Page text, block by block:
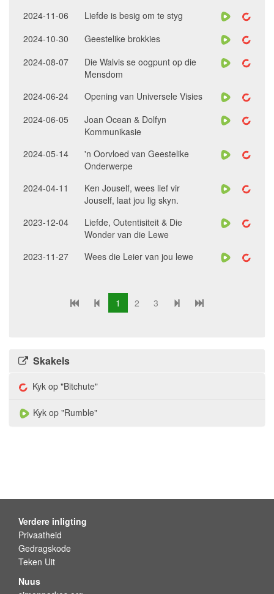
2024-11-06
Liefde is besig om te styg
2024-10-30
Geestelike brokkies
2024-08-07
Die Walvis se oogpunt op die
Mensdom
2024-06-24
Opening van Universele Visies
2024-06-05
Joan Ocean & Dolfyn
Kommunikasie
2024-05-14
'n Oorvloed van Geestelike
Onderwerpe
2024-04-11
Ken Jouself, wees lief vir
Jouself, laat jou lig skyn.
2023-12-04
Liefde, Outentisiteit & Die
Wonder van die Lewe
2023-11-27
Wees die Leier van jou lewe
1 2 3
Skakels
Kyk op "Bitchute"
Kyk op "Rumble"
Verdere inligting
Privaatheid
Gedragskode
Teken Uit
Nuus